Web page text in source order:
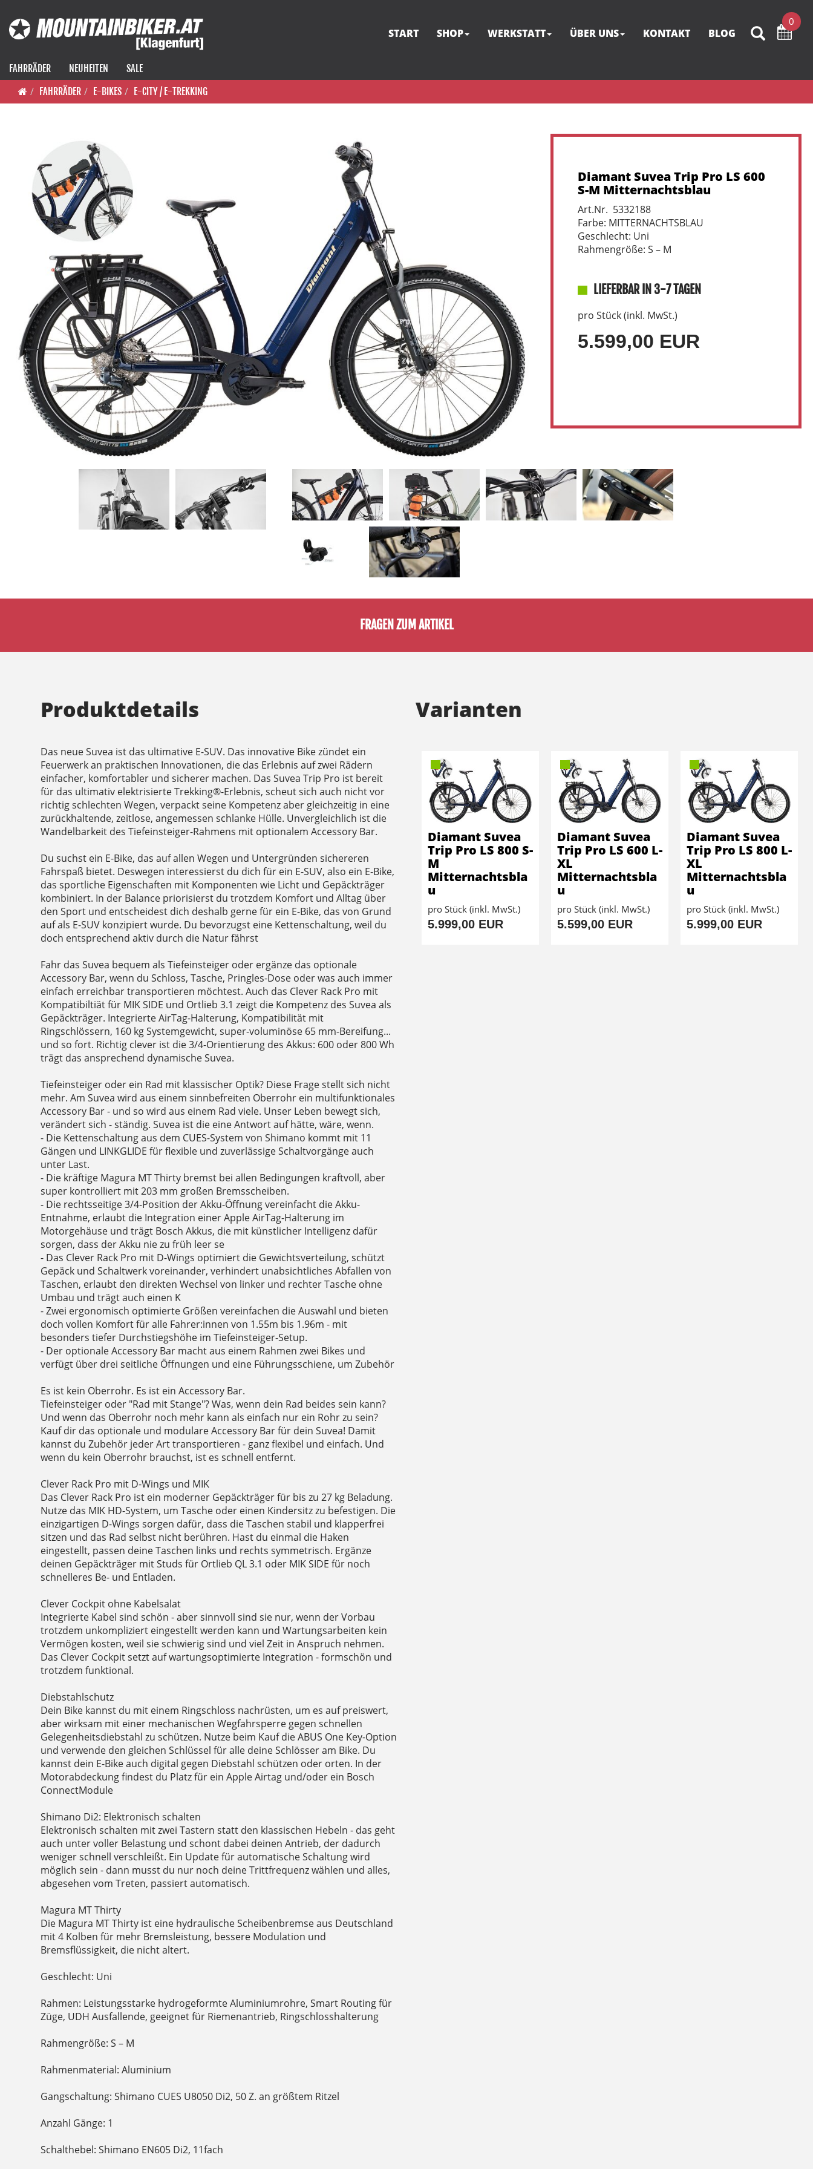
0
START SHOP WERKSTATT ÜBER UNS KONTAKT BLOG
FAHRRÄDER NEUHEITEN
SALE
FAHRRÄDER
E-BIKES E-CITY / E-TREKKING
Diamant Suvea Trip Pro LS 600
S-M Mitternachtsblau
Art.Nr. 5332188
Farbe: MITTERNACHTSBLAU
Geschlecht: Uni
Rahmengröße: S – M
LIEFERBAR IN 3-7 TAGEN
pro Stück (inkl. MwSt.)
5.599,00 EUR
FRAGEN ZUM ARTIKEL
Produktdetails
Das neue Suvea ist das ultimative E-SUV. Das innovative Bike zündet ein
Feuerwerk an praktischen Innovationen, die das Erlebnis auf zwei Rädern
einfacher, komfortabler und sicherer machen. Das Suvea Trip Pro ist bereit
für das ultimativ elektrisierte Trekking®-Erlebnis, scheut sich auch nicht vor
richtig schlechten Wegen, verpackt seine Kompetenz aber gleichzeitig in eine
zurückhaltende, zeitlose, angemessen schlanke Hülle. Unvergleichlich ist die
Wandelbarkeit des Tiefeinsteiger-Rahmens mit optionalem Accessory Bar.
Du suchst ein E-Bike, das auf allen Wegen und Untergründen sichereren
Fahrspaß bietet. Deswegen interessierst du dich für ein E-SUV, also ein E-Bike,
das sportliche Eigenschaften mit Komponenten wie Licht und Gepäckträger
kombiniert. In der Balance priorisierst du trotzdem Komfort und Alltag über
den Sport und entscheidest dich deshalb gerne für ein E-Bike, das von Grund
auf als E-SUV konzipiert wurde. Du bevorzugst eine Kettenschaltung, weil du
doch entsprechend aktiv durch die Natur fährst
Fahr das Suvea bequem als Tiefeinsteiger oder ergänze das optionale
Accessory Bar, wenn du Schloss, Tasche, Pringles-Dose oder was auch immer
einfach erreichbar transportieren möchtest. Auch das Clever Rack Pro mit
Kompatibiltiät für MIK SIDE und Ortlieb 3.1 zeigt die Kompetenz des Suvea als
Gepäckträger. Integrierte AirTag-Halterung, Kompatibilität mit
Ringschlössern, 160 kg Systemgewicht, super-voluminöse 65 mm-Bereifung...
und so fort. Richtig clever ist die 3/4-Orientierung des Akkus: 600 oder 800 Wh
trägt das ansprechend dynamische Suvea.
Tiefeinsteiger oder ein Rad mit klassischer Optik? Diese Frage stellt sich nicht
mehr. Am Suvea wird aus einem sinnbefreiten Oberrohr ein multifunktionales
Accessory Bar - und so wird aus einem Rad viele. Unser Leben bewegt sich,
verändert sich - ständig. Suvea ist die eine Antwort auf hätte, wäre, wenn.
- Die Kettenschaltung aus dem CUES-System von Shimano kommt mit 11
Gängen und LINKGLIDE für flexible und zuverlässige Schaltvorgänge auch
unter Last.
- Die kräftige Magura MT Thirty bremst bei allen Bedingungen kraftvoll, aber
super kontrolliert mit 203 mm großen Bremsscheiben.
- Die rechtsseitige 3/4-Position der Akku-Öffnung vereinfacht die Akku-
Entnahme, erlaubt die Integration einer Apple AirTag-Halterung im
Motorgehäuse und trägt Bosch Akkus, die mit künstlicher Intelligenz dafür
sorgen, dass der Akku nie zu früh leer se
- Das Clever Rack Pro mit D-Wings optimiert die Gewichtsverteilung, schützt
Gepäck und Schaltwerk voreinander, verhindert unabsichtliches Abfallen von
Taschen, erlaubt den direkten Wechsel von linker und rechter Tasche ohne
Umbau und trägt auch einen K
- Zwei ergonomisch optimierte Größen vereinfachen die Auswahl und bieten
doch vollen Komfort für alle Fahrer:innen von 1.55m bis 1.96m - mit
besonders tiefer Durchstiegshöhe im Tiefeinsteiger-Setup.
- Der optionale Accessory Bar macht aus einem Rahmen zwei Bikes und
verfügt über drei seitliche Öffnungen und eine Führungsschiene, um Zubehör
Es ist kein Oberrohr. Es ist ein Accessory Bar.
Tiefeinsteiger oder "Rad mit Stange"? Was, wenn dein Rad beides sein kann?
Und wenn das Oberrohr noch mehr kann als einfach nur ein Rohr zu sein?
Kauf dir das optionale und modulare Accessory Bar für dein Suvea! Damit
kannst du Zubehör jeder Art transportieren - ganz flexibel und einfach. Und
wenn du kein Oberrohr brauchst, ist es schnell entfernt.
Clever Rack Pro mit D-Wings und MIK
Das Clever Rack Pro ist ein moderner Gepäckträger für bis zu 27 kg Beladung.
Nutze das MIK HD-System, um Tasche oder einen Kindersitz zu befestigen. Die
einzigartigen D-Wings sorgen dafür, dass die Taschen stabil und klapperfrei
sitzen und das Rad selbst nicht berühren. Hast du einmal die Haken
eingestellt, passen deine Taschen links und rechts symmetrisch. Ergänze
deinen Gepäckträger mit Studs für Ortlieb QL 3.1 oder MIK SIDE für noch
schnelleres Be- und Entladen.
Clever Cockpit ohne Kabelsalat
Integrierte Kabel sind schön - aber sinnvoll sind sie nur, wenn der Vorbau
trotzdem unkompliziert eingestellt werden kann und Wartungsarbeiten kein
Vermögen kosten, weil sie schwierig sind und viel Zeit in Anspruch nehmen.
Das Clever Cockpit setzt auf wartungsoptimierte Integration - formschön und
trotzdem funktional.
Diebstahlschutz
Dein Bike kannst du mit einem Ringschloss nachrüsten, um es auf preiswert,
aber wirksam mit einer mechanischen Wegfahrsperre gegen schnellen
Gelegenheitsdiebstahl zu schützen. Nutze beim Kauf die ABUS One Key-Option
und verwende den gleichen Schlüssel für alle deine Schlösser am Bike. Du
kannst dein E-Bike auch digital gegen Diebstahl schützen oder orten. In der
Motorabdeckung findest du Platz für ein Apple Airtag und/oder ein Bosch
ConnectModule
Shimano Di2: Elektronisch schalten
Elektronisch schalten mit zwei Tastern statt den klassischen Hebeln - das geht
auch unter voller Belastung und schont dabei deinen Antrieb, der dadurch
weniger schnell verschleißt. Ein Update für automatische Schaltung wird
möglich sein - dann musst du nur noch deine Trittfrequenz wählen und alles,
abgesehen vom Treten, passiert automatisch.
Magura MT Thirty
Die Magura MT Thirty ist eine hydraulische Scheibenbremse aus Deutschland
mit 4 Kolben für mehr Bremsleistung, bessere Modulation und
Bremsflüssigkeit, die nicht altert.
Geschlecht: Uni
Rahmen: Leistungsstarke hydrogeformte Aluminiumrohre, Smart Routing für
Züge, UDH Ausfallende, geeignet für Riemenantrieb, Ringschlosshalterung
Rahmengröße: S – M
Rahmenmaterial: Aluminium
Gangschaltung: Shimano CUES U8050 Di2, 50 Z. an größtem Ritzel
Anzahl Gänge: 1
Schalthebel: Shimano EN605 Di2, 11fach
Varianten
Diamant Suvea
Trip Pro LS 800 S-
M
Mitternachtsbla
u
pro Stück (inkl. MwSt.)
5.999,00 EUR
Diamant Suvea
Trip Pro LS 600 L-
XL
Mitternachtsbla
u
pro Stück (inkl. MwSt.)
5.599,00 EUR
Diamant Suvea
Trip Pro LS 800 L-
XL
Mitternachtsbla
u
pro Stück (inkl. MwSt.)
5.999,00 EUR